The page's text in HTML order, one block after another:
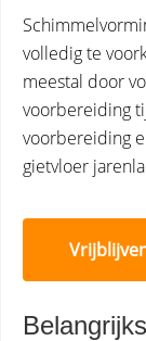
volledig te
meestal door
voorbereiding
voorbereiding
gietvloer